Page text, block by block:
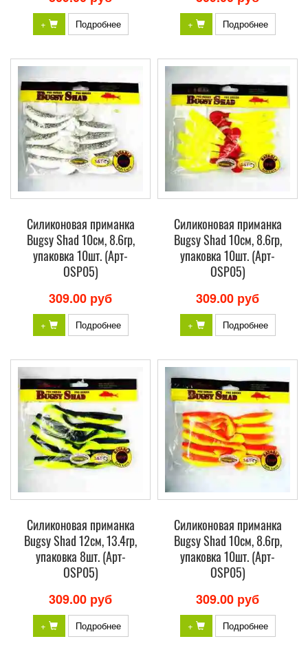
+ Подробнее + Подробнее
Силиконовая приманка
Bugsy Shad 10см, 8.6гр,
упаковка 10шт. (Арт-
OSP05)
309.00 руб
+ Подробнее
Силиконовая приманка
Bugsy Shad 10см, 8.6гр,
упаковка 10шт. (Арт-
OSP05)
309.00 руб
+ Подробнее
Силиконовая приманка
Bugsy Shad 12см, 13.4гр,
упаковка 8шт. (Арт-
OSP05)
309.00 руб
+ Подробнее
Силиконовая приманка
Bugsy Shad 10см, 8.6гр,
упаковка 10шт. (Арт-
OSP05)
309.00 руб
+ Подробнее